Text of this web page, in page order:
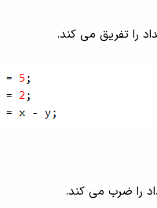
را تفریق می کند.
را ضرب می کند.